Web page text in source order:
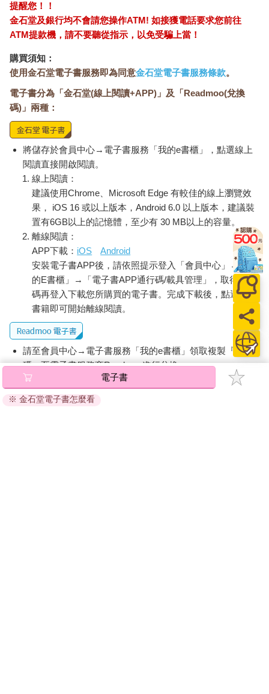
提醒您！！
金石堂及銀行均不會請您操作ATM! 如接獲電話要求您前往
ATM提款機，請不要聽從指示，以免受騙上當！
購買須知：
使用金石堂電子書服務即為同意金石堂電子書服務條款。
電子書分為「金石堂(線上閱讀+APP)」及「Readmoo(兌換
碼)」兩種：
將儲存於會員中心→電子書服務「我的e書櫃」，點選線上
閱讀直接開啟閱讀。
線上閱讀：
建議使用Chrome、Microsoft Edge 有較佳的線上瀏覽效
果， iOS 16 或以上版本，Android 6.0 以上版本，建議裝
置有6GB以上的記憶體，至少有 30 MB以上的容量。
離線閱讀：
APP下載： iOS
Android
安裝電子書APP後，請依照提示登入「會員中心」→「我
的E書櫃」→「電子書APP通行碼/載具管理」，取得通行
碼再登入下載您所購買的電子書。完成下載後，點選任一
書籍即可開始離線閱讀。
請至會員中心→電子書服務「我的e書櫃」領取複製『兌換
碼』至電子書服務商Readmoo進行兌換。
退換貨須知：
因版權保護，您在金石堂所購買的電子書僅能以金石堂專屬
電子書
※ 金石堂電子書怎麼看